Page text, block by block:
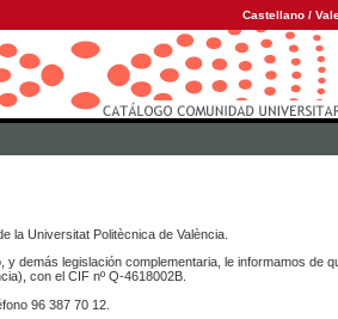
Castellano /
la Universitat Politècnica de València.
demás legislación complementaria, le informamos de
con el CIF nº Q-4618002B.
96 387 70 12.